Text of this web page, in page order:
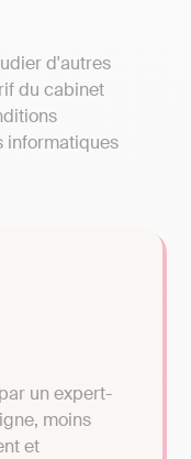
d'autres
du cabinet
informatiques
un expert-
moins
et